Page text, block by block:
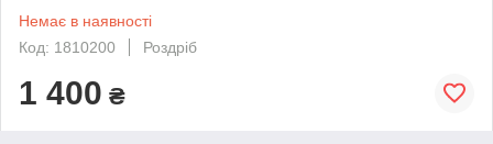
Немає в наявності
Код: 1810200
Роздріб
1 400 ₴